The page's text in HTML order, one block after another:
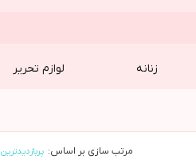
زنانه لوازم تحریر
مرتب سازی بر اساس: پربازدیدترین